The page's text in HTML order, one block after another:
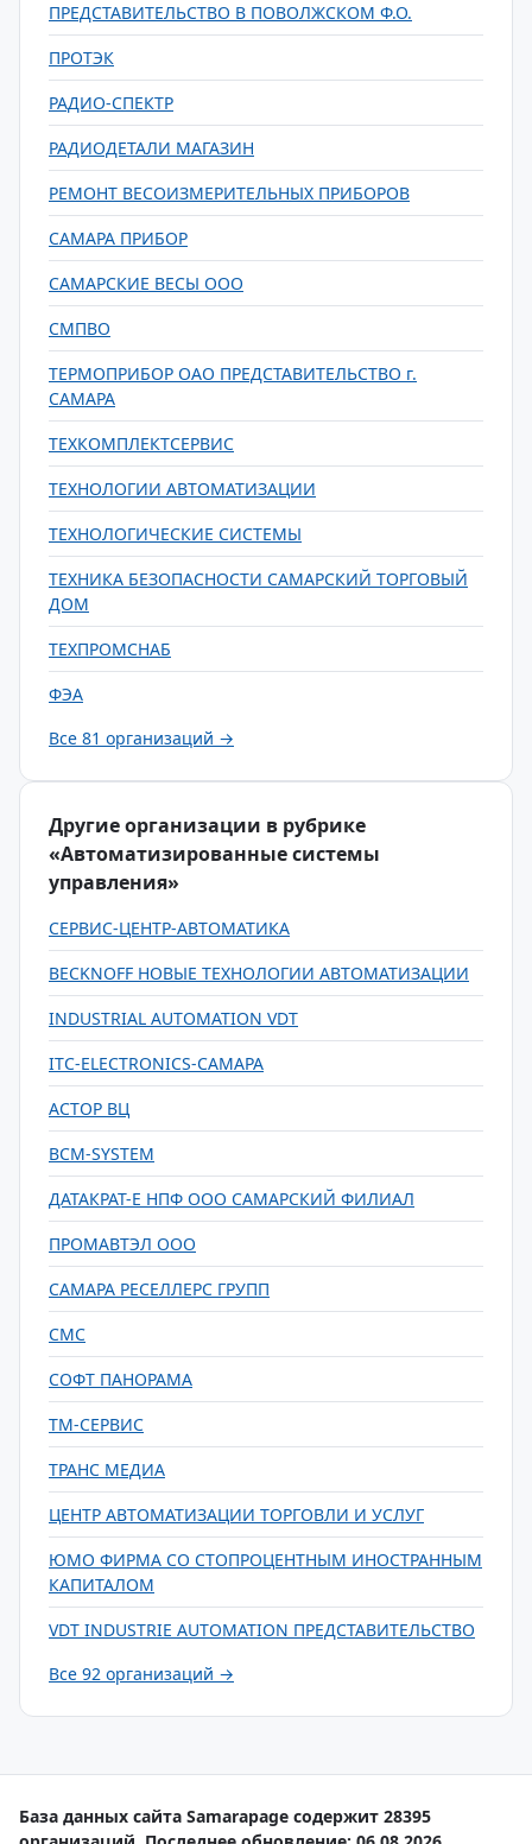
ПРЕДСТАВИТЕЛЬСТВО В ПОВОЛЖСКОМ Ф.О.
ПРОТЭК
РАДИО-СПЕКТР
РАДИОДЕТАЛИ МАГАЗИН
РЕМОНТ ВЕСОИЗМЕРИТЕЛЬНЫХ ПРИБОРОВ
САМАРА ПРИБОР
САМАРСКИЕ ВЕСЫ ООО
СМПВО
ТЕРМОПРИБОР ОАО ПРЕДСТАВИТЕЛЬСТВО г.
САМАРА
ТЕХКОМПЛЕКТСЕРВИС
ТЕХНОЛОГИИ АВТОМАТИЗАЦИИ
ТЕХНОЛОГИЧЕСКИЕ СИСТЕМЫ
ТЕХНИКА БЕЗОПАСНОСТИ САМАРСКИЙ ТОРГОВЫЙ
ДОМ
ТЕХПРОМСНАБ
ФЭА
Все 81 организаций →
Другие организации в рубрике
«Автоматизированные системы
управления»
СЕРВИС-ЦЕНТР-АВТОМАТИКА
BECKNOFF НОВЫЕ ТЕХНОЛОГИИ АВТОМАТИЗАЦИИ
INDUSTRIAL AUTOMATION VDT
ITC-ELECTRONICS-САМАРА
АСТОР ВЦ
ВСМ-SYSTEM
ДАТАКРАТ-Е НПФ ООО САМАРСКИЙ ФИЛИАЛ
ПРОМАВТЭЛ ООО
САМАРА РЕСЕЛЛЕРС ГРУПП
СМС
СОФТ ПАНОРАМА
ТМ-СЕРВИС
ТРАНС МЕДИА
ЦЕНТР АВТОМАТИЗАЦИИ ТОРГОВЛИ И УСЛУГ
ЮМО ФИРМА СО СТОПРОЦЕНТНЫМ ИНОСТРАННЫМ
КАПИТАЛОМ
VDT INDUSTRIE AUTOMATION ПРЕДСТАВИТЕЛЬСТВО
Все 92 организаций →
База данных сайта Samarapage содержит 28395